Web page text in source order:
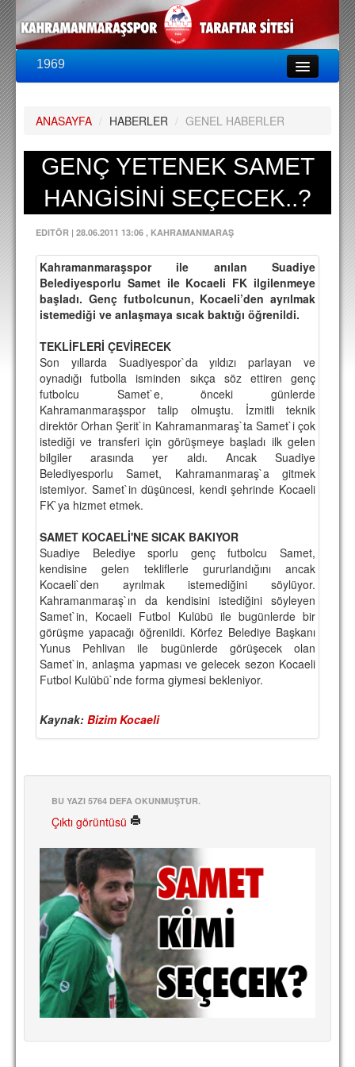
1969
PUAN DURUMU
FİKSTÜR
A TAKIM KADROSU
TEKNİK KADRO
TRANSFERLER
TARAFTAR
DEPLASMAN
LİSANSLI ÜRÜNLER
MULTİMEDYA
FOTOĞRAF & VİDEOLAR
MARŞ & TEZAHÜRATLAR
KULÜP
AMBLEM
SPOR TESİSLERİ
YÖNETİM KURULU
PERSONEL
SPONSORLAR
TARİHİ BAŞARILAR
ESKi BAŞKANLAR
ESKİ HOCALAR
HAKKIMIZDA
MİSYON
HAKKIMIZDA
İRTİBAT
SİTE İSTATİSTİKLERİ
ANASAYFA / HABERLER / GENEL HABERLER
GENÇ YETENEK SAMET
HANGİSİNİ SEÇECEK..?
EDITÖR | 28.06.2011 13:06 , KAHRAMANMARAŞ
Kahramanmaraşspor ile anılan Suadiye
Belediyesporlu Samet ile Kocaeli FK ilgilenmeye
başladı. Genç futbolcunun, Kocaeli’den ayrılmak
istemediği ve anlaşmaya sıcak baktığı öğrenildi.
TEKLİFLERİ ÇEVİRECEK
Son yıllarda Suadiyespor`da yıldızı parlayan ve
oynadığı futbolla isminden sıkça söz ettiren genç
futbolcu Samet`e, önceki günlerde
Kahramanmaraşspor talip olmuştu. İzmitli teknik
direktör Orhan Şerit`in Kahramanmaraş`ta Samet`i çok
istediği ve transferi için görüşmeye başladı ilk gelen
bilgiler arasında yer aldı. Ancak Suadiye
Belediyesporlu Samet, Kahramanmaraş`a gitmek
istemiyor. Samet`in düşüncesi, kendi şehrinde Kocaeli
FK`ya hizmet etmek.
SAMET KOCAELİ'NE SICAK BAKIYOR
Suadiye Belediye sporlu genç futbolcu Samet,
kendisine gelen tekliflerle gururlandığını ancak
Kocaeli`den ayrılmak istemediğini söylüyor.
Kahramanmaraş`ın da kendisini istediğini söyleyen
Samet`in, Kocaeli Futbol Kulübü ile bugünlerde bir
görüşme yapacağı öğrenildi. Körfez Belediye Başkanı
Yunus Pehlivan ile bugünlerde görüşecek olan
Samet`in, anlaşma yapması ve gelecek sezon Kocaeli
Futbol Kulübü`nde forma giymesi bekleniyor.
Kaynak: Bizim Kocaeli
BU YAZI 5764 DEFA OKUNMUŞTUR.
Çıktı görüntüsü